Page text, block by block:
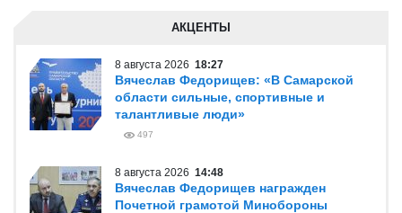
АКЦЕНТЫ
8 августа 2026 18:27
Вячеслав Федорищев: «В Самарской
области сильные, спортивные и
талантливые люди»
497
8 августа 2026 14:48
Вячеслав Федорищев награжден
Почетной грамотой Минобороны